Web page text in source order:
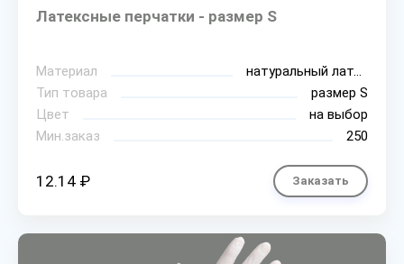
Латексные перчатки - размер S
Материал
натуральный латекс
Тип товара
размер S
Цвет
на выбор
Мин.заказ
250
12.14 ₽ Заказать